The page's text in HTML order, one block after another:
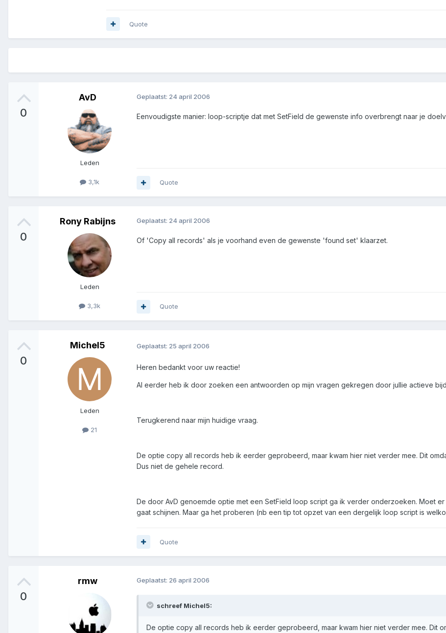
Quote
0
AvD
Leden
3,1k
Geplaatst: 24 april 2006
Eenvoudigste manier: loop-scriptje dat met SetField de gewenste info overbrengt naar je
Quote
0
Rony Rabijns
Leden
3,3k
Geplaatst: 24 april 2006
Of 'Copy all records' als je voorhand even de gewenste 'found set' klaarzet.
Quote
0
Michel5
Leden
21
Geplaatst: 25 april 2006
Heren bedankt voor uw reactie!
Al eerder heb ik door zoeken een antwoorden op mijn vragen gekregen door jullie actieve
Terugkerend naar mijn huidige vraag.
De optie copy all records heb ik eerder geprobeerd, maar kwam hier niet verder mee. Dit
Dus niet de gehele record.
De door AvD genoemde optie met een SetField loop script ga ik verder onderzoeken. Moet
gaat schijnen. Maar ga het proberen (nb een tip tot opzet van een dergelijk loop script is
Quote
0
rmw Geplaatst: 26 april 2006
schreef Michel5:
De optie copy all records heb ik eerder geprobeerd, maar kwam hier niet verder mee. Dit